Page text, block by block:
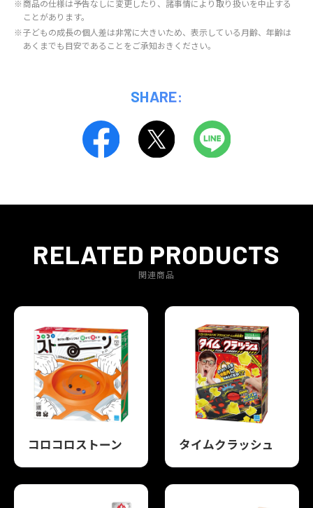
※商品の仕様は予告なしに変更したり、諸事情により取り扱いを中止する
ことがあります。
※子どもの成長の個人差は非常に大きいため、表示している月齢、年齢は
あくまでも目安であることをご承知おきください。
SHARE:
RELATED PRODUCTS
関連商品
コロコロストーン タイムクラッシュ